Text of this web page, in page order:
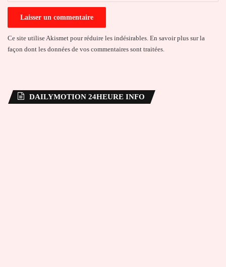
Ce site utilise Akismet pour réduire les indésirables. En savoir plus sur la
façon dont les données de vos commentaires sont traitées
DAILYMOTION 24HEURE INFO